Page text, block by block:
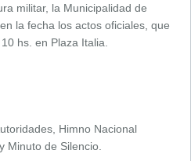
militar, la Municipalidad de
la fecha los actos oficiales, que
hs. en Plaza Italia.
Himno Nacional
Minuto de Silencio.